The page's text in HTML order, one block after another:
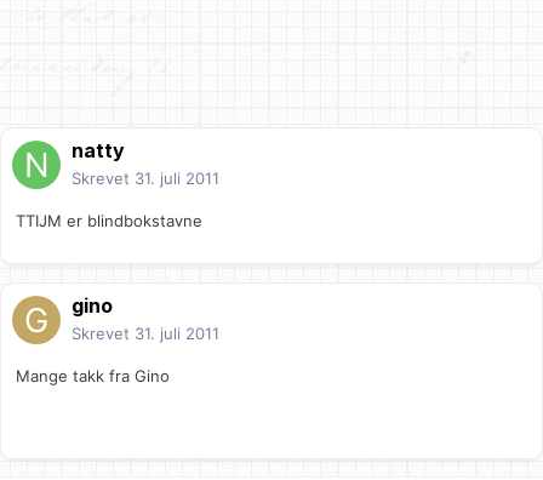
natty
Skrevet 31. juli 2011
TTIJM er blindbokstavne
gino
Skrevet 31. juli 2011
Mange takk fra Gino